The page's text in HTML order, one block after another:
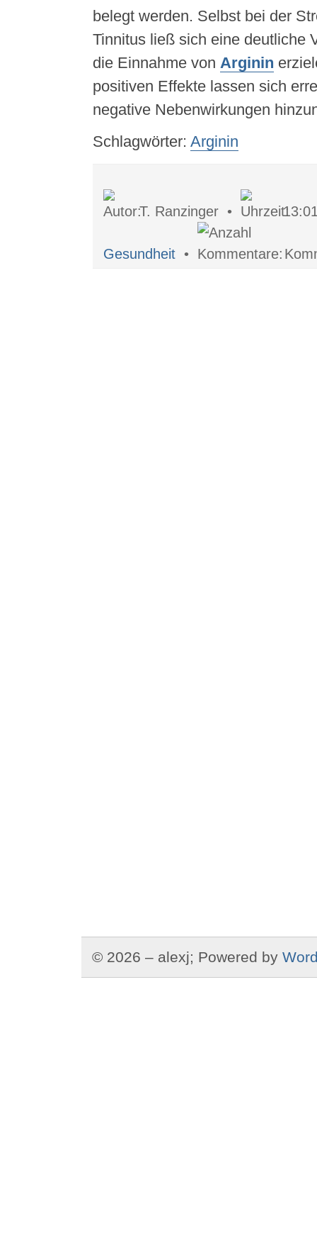
belegt werden. Selbst bei der
Tinnitus ließ sich eine deutliche
die Einnahme von Arginin
positiven Effekte lassen sich
negative Nebenwirkungen
Schlagwörter: Arginin
T. Ranzinger •
Gesundheit•
© 2026 – alexj; Powered by